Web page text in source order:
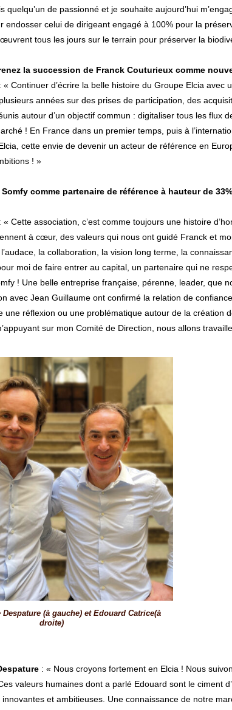
quelqu’un de passionné et je souhaite aujourd’hui
endosser celui de dirigeant engagé à 100% pour la
œuvrent tous les jours sur le terrain pour préserver la
la succession de Franck Couturieux comme
: « Continuer d’écrire la belle histoire du Groupe Elcia
années sur des prises de participation, des
autour d’un objectif commun : digitaliser tous les flux
! En France dans un premier temps, puis à
cette envie de devenir un acteur de référence en
! »
comme partenaire de référence à hauteur de
: « Cette association, c’est comme toujours une histoire
à cœur, des valeurs qui nous ont guidé Franck et
l’audace, la collaboration, la vision long terme, la
moi de faire entrer au capital, un partenaire qui ne
! Une belle entreprise française, pérenne, leader,
avec Jean Guillaume ont confirmé la relation de
une réflexion ou une problématique autour de la création
sur mon Comité de Direction, nous allons
(à gauche) et Edouard Catrice(à
droite)
: « Nous croyons fortement en Elcia ! Nous
valeurs humaines dont a parlé Edouard sont le ciment
et ambitieuses. Une connaissance de notre